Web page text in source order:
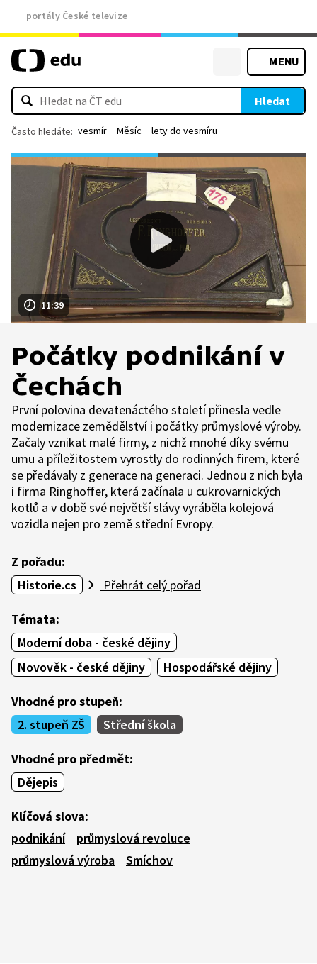
portály České televize
MENU
Hledat
Často hledáte: vesmír Měsíc lety do vesmíru
11:39
Počátky podnikání v
Čechách
První polovina devatenáctého století přinesla vedle
modernizace zemědělství i počátky průmyslové výroby.
Začaly vznikat malé firmy, z nichž mnohé díky svému
umu a příležitostem vyrostly do rodinných firem, které
se předávaly z generace na generaci. Jednou z nich byla
i firma Ringhoffer, která začínala u cukrovarnických
kotlů a v době své největší slávy vyráběla kolejová
vozidla nejen pro země střední Evropy.
Z pořadu:
Historie.cs
Přehrát celý pořad
Témata:
Moderní doba - české dějiny
Novověk - české dějiny
Hospodářské dějiny
Vhodné pro stupeň:
2. stupeň ZŠ
Střední škola
Vhodné pro předmět:
Dějepis
Klíčová slova:
podnikání
průmyslová revoluce
průmyslová výroba
Smíchov